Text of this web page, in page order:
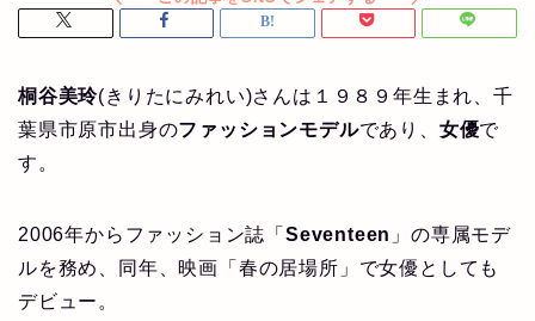
桐谷美玲(きりたにみれい)さんは１９８９年生まれ、千
葉県市原市出身のファッションモデルであり、 女優で
す。
2006年からファッション誌「 Seventeen 」の専属モデ
ルを務め、同年、映画「春の居場所」で女優としても
デビュー。